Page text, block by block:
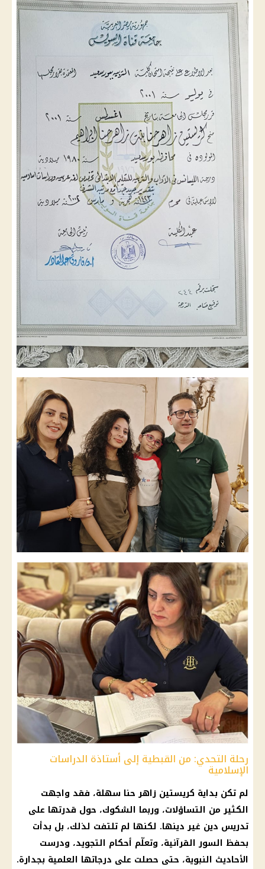
رحلة التحدي: من القبطية إلى أستاذة الدراسات
الإسلامية
لم تكن بداية كريستين زاهر حنا سهلة، فقد واجهت
الكثير من التساؤلات، وربما الشكوك، حول قدرتها على
تدريس دين غير دينها. لكنها لم تلتفت لذلك، بل بدأت
بحفظ السور القرآنية، وتعلّم أحكام التجويد، ودرست
الأحاديث النبوية، حتى حصلت على درجاتها العلمية بجدارة.